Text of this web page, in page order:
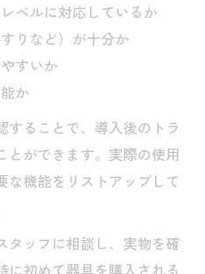
ベルに対応しているか
りなど）が十分か
すいか
か
することで、導入後のトラ
とができます。実際の使用
な機能をリストアップして
タッフに相談し、実物を確